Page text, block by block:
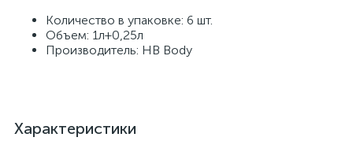
Количество в упаковке: 6 шт.
Объем: 1л+0,25л
Производитель: HB Body
Характеристики